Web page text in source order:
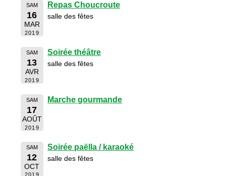
SAM
16
MAR
2019
Repas Choucroute
salle des fêtes
SAM
13
AVR
2019
Soirée théâtre
salle des fêtes
SAM
17
AOÛT
2019
Marche gourmande
SAM
12
OCT
2019
Soirée paëlla / karaoké
salle des fêtes